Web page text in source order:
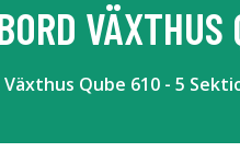
Växthus Qube 610 - 5